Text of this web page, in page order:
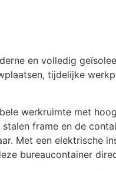
en volledig
tijdelijke
werkruimte met
frame en de
Met een elektrische
bureaucontainer